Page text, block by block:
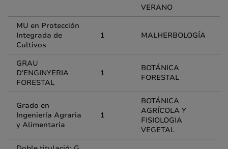
VERANO
MU en Protección
Integrada de
Cultivos
1 MALHERBOLOGÍA
GRAU
D'ENGINYERIA
FORESTAL
1
BOTÁNICA
FORESTAL
Grado en
Ingeniería Agraria
y Alimentaria
1
BOTÁNICA
AGRÍCOLA Y
FISIOLOGIA
VEGETAL